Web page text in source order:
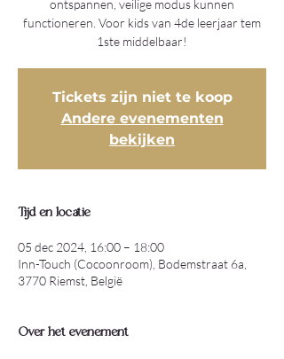
ontspannen, veilige modus kunnen
functioneren. Voor kids van 4de leerjaar tem
1ste middelbaar!
Tickets zijn niet te koop
Andere evenementen
bekijken
Tijd en locatie
05 dec 2024, 16:00 – 18:00
Inn-Touch (Cocoonroom), Bodemstraat 6a,
3770 Riemst, België
Over het evenement